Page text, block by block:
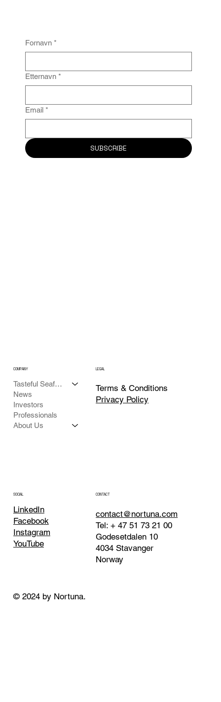
Fornavn *
Etternavn *
Email *
SUBSCRIBE
COMPANY
Tasteful Seafood
News
Investors
Professionals
About Us
LEGAL
Terms & Conditions
Privacy Policy
SOCIAL
LinkedIn
Facebook
Instagram
YouTube
CONTACT
contact@nortuna.com
Tel: + 47 51 73 21 00
Godesetdalen 10
4034 Stavanger
Norway
© 2024 by Nortuna.